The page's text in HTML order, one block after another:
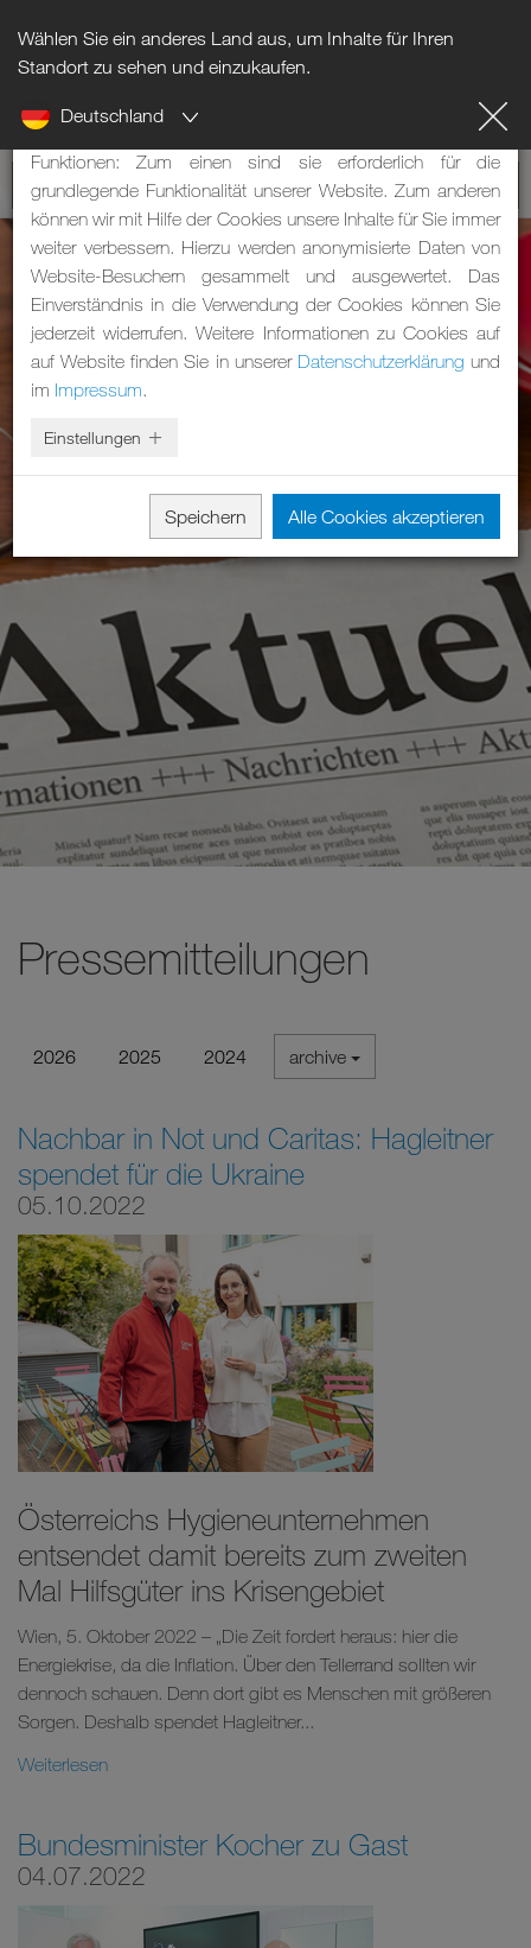
Wählen Sie ein anderes Land aus, um Inhalte für Ihren
Standort zu sehen und einzukaufen.
Deutschland
Pressemitteilungen
2026 2025 2024 archive
Nachbar in Not und Caritas: Hagleitner
spendet für die Ukraine
05.10.2022
Österreichs Hygieneunternehmen
entsendet damit bereits zum zweiten
Mal Hilfsgüter ins Krisengebiet
Wien, 5. Oktober 2022 – „Die Zeit fordert heraus: hier die
Energiekrise, da die Inflation. Über den Tellerrand sollten wir
dennoch schauen. Denn dort gibt es Menschen mit größeren
Sorgen. Deshalb spendet Hagleitner...
Weiterlesen
Bundesminister Kocher zu Gast
04.07.2022
Hinweis zu Cookies
Unsere Webseite verwendet Cookies. Diese haben zwei
Funktionen: Zum einen sind sie erforderlich für die
grundlegende Funktionalität unserer Website. Zum anderen
können wir mit Hilfe der Cookies unsere Inhalte für Sie immer
weiter verbessern. Hierzu werden anonymisierte Daten von
Website-Besuchern gesammelt und ausgewertet. Das
Einverständnis in die Verwendung der Cookies können Sie
jederzeit widerrufen. Weitere Informationen zu Cookies auf
auf Website finden Sie in unserer Datenschutzerklärung und
im Impressum.
Einstellungen
Speichern Alle Cookies akzeptieren